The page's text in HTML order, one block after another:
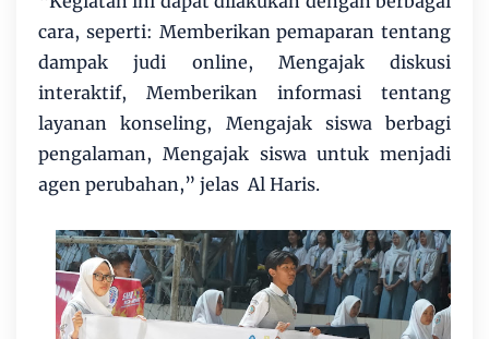
cara, seperti: Memberikan pemaparan tentang
dampak judi online, Mengajak diskusi
interaktif, Memberikan informasi tentang
layanan konseling, Mengajak siswa berbagi
pengalaman, Mengajak siswa untuk menjadi
agen perubahan,” jelas Al Haris.